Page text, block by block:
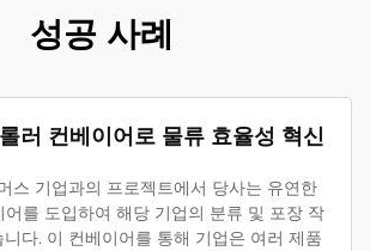
성공 사례
러 컨베이어로 물류 효율성 혁신
스 기업과의 프로젝트에서 당사는 유연한
어를 도입하여 해당 기업의 분류 및 포장 작
다. 이 컨베이어를 통해 기업은 여러 제품